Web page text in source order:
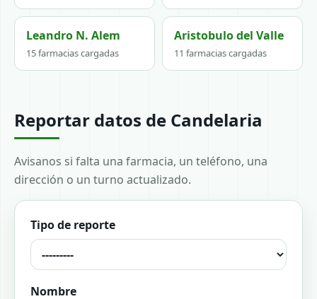
Leandro N. Alem
15 farmacias cargadas
Aristobulo del Valle
11 farmacias cargadas
Reportar datos de Candelaria
Avisanos si falta una farmacia, un teléfono, una
dirección o un turno actualizado.
Tipo de reporte
Nombre